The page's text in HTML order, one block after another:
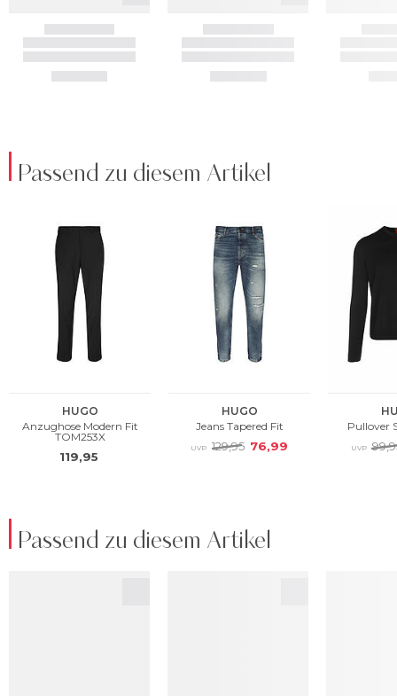
Passend zu diesem Artikel
Passend zu diesem Artikel